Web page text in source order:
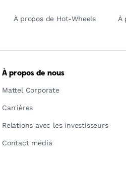
À propos de Hot-Wheels
À
À propos de nous
Mattel Corporate
Carrières
Relations avec les investisseurs
Contact média